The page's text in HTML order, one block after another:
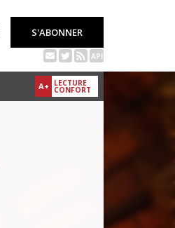
S'ABONNER
API
A+ LECTURE
CONFORT